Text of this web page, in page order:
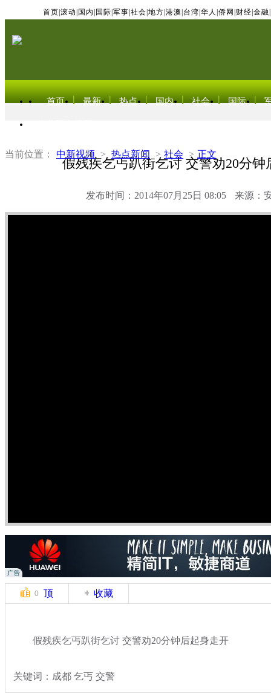
首页 滚动 国内 国际 军事 社会 地方 港澳 台湾 华人 侨网 财经 金融
首页 最新 热点 国内 社会 国际
当前位置： 中新视频 > 热点新闻 > 社会 > 正文
假残疾乞丐趴街乞讨 交警劝20分钟
发布时间：2014年07月25日 08:05 来源：
0 顶 收藏
假残疾乞丐趴街乞讨 交警劝20分钟后起身走开
关键词：成都 乞丐 交警